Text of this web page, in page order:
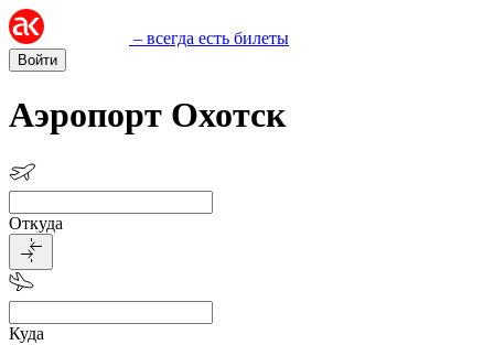
– всегда есть билеты
Войти
Аэропорт Охотск
Откуда
Куда